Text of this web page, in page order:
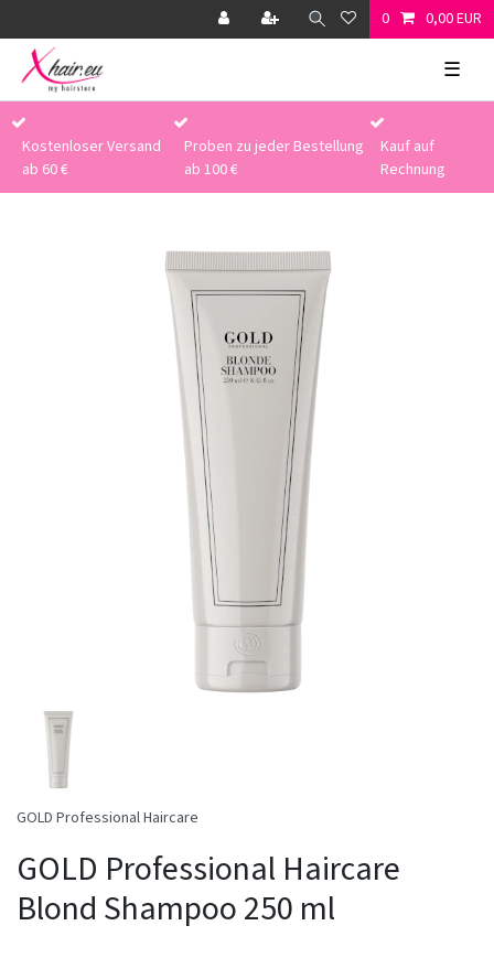
0 0,00 EUR
☰
Kostenloser Versand
ab 60 €
Proben zu jeder Bestellung
ab 100 €
Kauf auf
Rechnung
GOLD Professional Haircare
GOLD Professional Haircare
Blond Shampoo 250 ml